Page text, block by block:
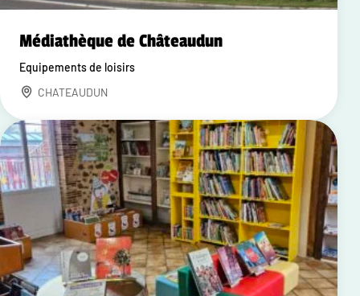
Médiathèque de Châteaudun
Equipements de loisirs
CHATEAUDUN